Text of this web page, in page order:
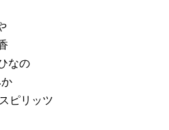
なの
か
ピリッツ